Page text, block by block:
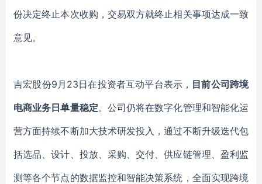
份决定终止本次收购，交易双方就终止相关事项达成一致
意见。
吉宏股份9月23日在投资者互动平台表示， 目前公司跨境
电商业务日单量稳定。公司仍将在数字化管理和智能化运
营方面持续不断加大技术研发投入，通过不断升级迭代包
括选品、设计、投放、采购、交付、供应链管理、盈利监
测等各个节点的数据监控和智能决策系统，全面实现跨境